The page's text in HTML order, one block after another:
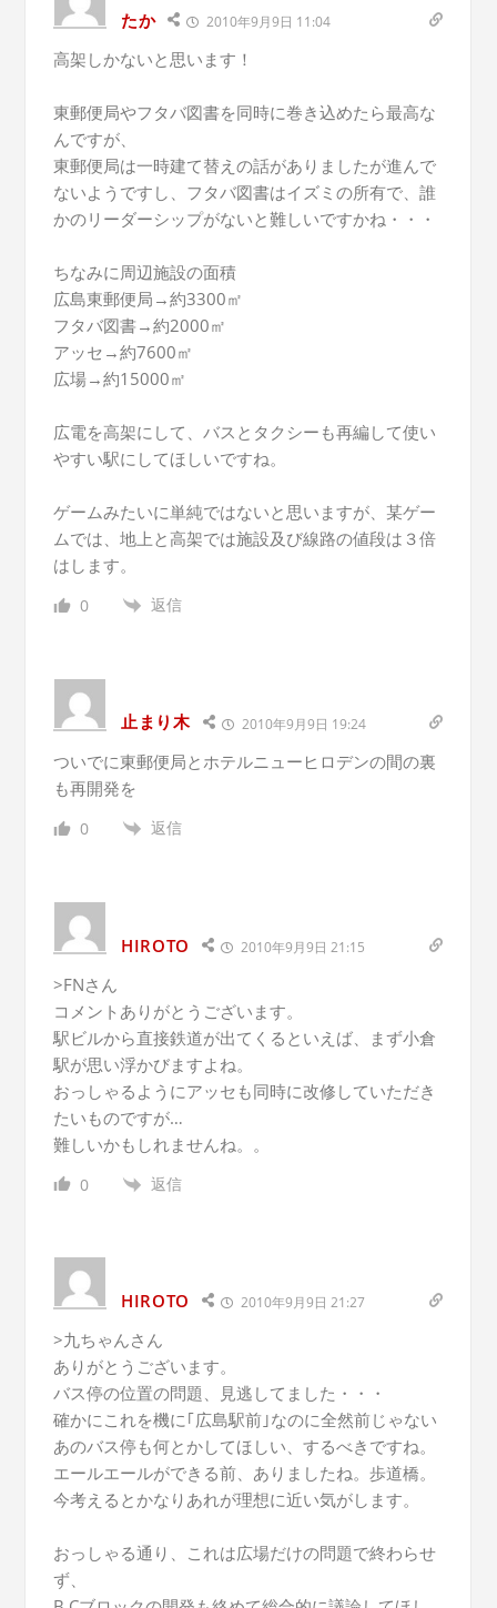
たか 2010年9月9日 11:04
高架しかないと思います！
東郵便局やフタバ図書を同時に巻き込めたら最高な
んですが、
東郵便局は一時建て替えの話がありましたが進んで
ないようですし、フタバ図書はイズミの所有で、誰
かのリーダーシップがないと難しいですかね・・・
ちなみに周辺施設の面積
広島東郵便局→約3300㎡
フタバ図書→約2000㎡
アッセ→約7600㎡
広場→約15000㎡
広電を高架にして、バスとタクシーも再編して使い
やすい駅にしてほしいですね。
ゲームみたいに単純ではないと思いますが、某ゲー
ムでは、地上と高架では施設及び線路の値段は３倍
はします。
0 返信
止まり木 2010年9月9日 19:24
ついでに東郵便局とホテルニューヒロデンの間の裏
も再開発を
0 返信
HIROTO 2010年9月9日 21:15
>FNさん
コメントありがとうございます。
駅ビルから直接鉄道が出てくるといえば、まず小倉
駅が思い浮かびますよね。
おっしゃるようにアッセも同時に改修していただき
たいものですが…
難しいかもしれませんね。。
0 返信
HIROTO 2010年9月9日 21:27
>九ちゃんさん
ありがとうございます。
バス停の位置の問題、見逃してました・・・
確かにこれを機に｢広島駅前｣なのに全然前じゃない
あのバス停も何とかしてほしい、するべきですね。
エールエールができる前、ありましたね。歩道橋。
今考えるとかなりあれが理想に近い気がします。
おっしゃる通り、これは広場だけの問題で終わらせ
ず、